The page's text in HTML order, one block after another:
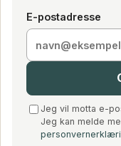
E-postadresse
Jeg vil motta e-
Jeg kan melde